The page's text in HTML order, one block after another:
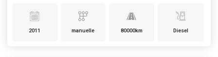
2011 manuelle 80000km Diesel